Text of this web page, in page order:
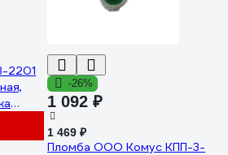
2201
-26%
1 092 ₽
1 469 ₽
Пломба ООО Комус КПП-3-